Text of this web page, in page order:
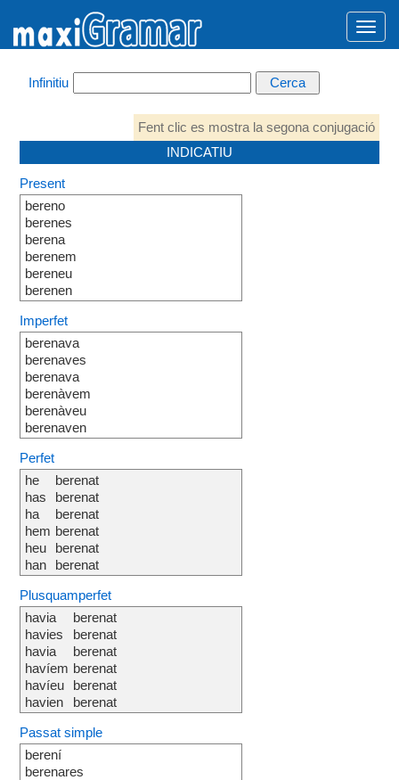
Infinitiu
Fent clic es mostra la segona conjugació
INDICATIU
Present
bereno
berenes
berena
berenem
bereneu
berenen
Imperfet
berenava
berenaves
berenava
berenàvem
berenàveu
berenaven
Perfet
he
has
ha
hem
heu
han
berenat
berenat
berenat
berenat
berenat
berenat
Plusquamperfet
havia
havies
havia
havíem
havíeu
havien
berenat
berenat
berenat
berenat
berenat
berenat
Passat simple
berení
berenares